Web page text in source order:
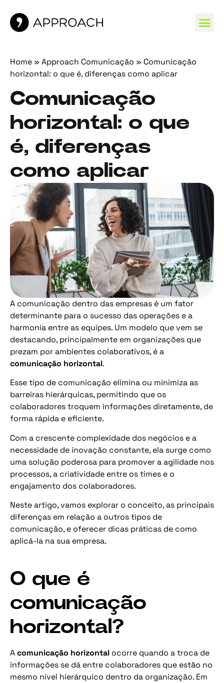
Home » Approach Comunicação » Comunicação
horizontal: o que é, diferenças como aplicar
Comunicação
horizontal: o que
é, diferenças
como aplicar
A comunicação dentro das empresas é um fator
determinante para o sucesso das operações e a
harmonia entre as equipes. Um modelo que vem se
destacando, principalmente em organizações que
prezam por ambientes colaborativos, é a
comunicação horizontal.
Esse tipo de comunicação elimina ou minimiza as
barreiras hierárquicas, permitindo que os
colaboradores troquem informações diretamente, de
forma rápida e eficiente.
Com a crescente complexidade dos negócios e a
necessidade de inovação constante, ela surge como
uma solução poderosa para promover a agilidade nos
processos, a criatividade entre os times e o
engajamento dos colaboradores.
Neste artigo, vamos explorar o conceito, as principais
diferenças em relação a outros tipos de
comunicação, e oferecer dicas práticas de como
aplicá-la na sua empresa.
O que é
comunicação
horizontal?
Acomunicação horizontal ocorre quando a troca de
informações se dá entre colaboradores que estão no
mesmo nível hierárquico dentro da organização. Em